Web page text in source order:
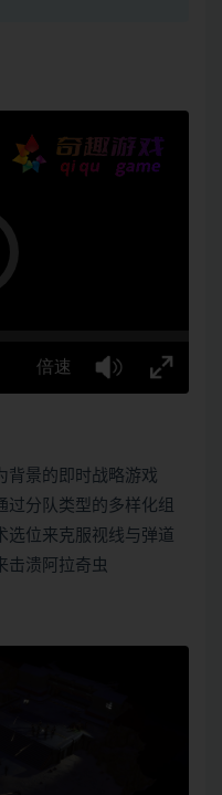
背景的即时战略游戏
过分队类型的多样化组
选位来克服视线与弹道
击溃阿拉奇虫